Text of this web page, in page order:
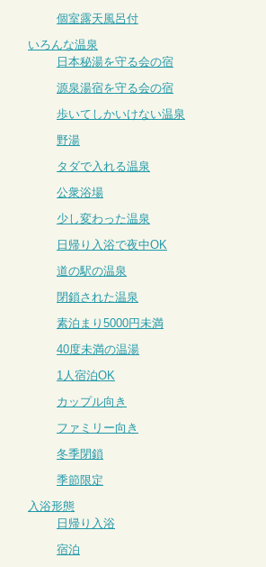
個室露天風呂付
いろんな温泉
日本秘湯を守る会の宿
源泉湯宿を守る会の宿
歩いてしかいけない温泉
野湯
タダで入れる温泉
公衆浴場
少し変わった温泉
日帰り入浴で夜中OK
道の駅の温泉
閉鎖された温泉
素泊まり5000円未満
40度未満の温湯
1人宿泊OK
カップル向き
ファミリー向き
冬季閉鎖
季節限定
入浴形態
日帰り入浴
宿泊